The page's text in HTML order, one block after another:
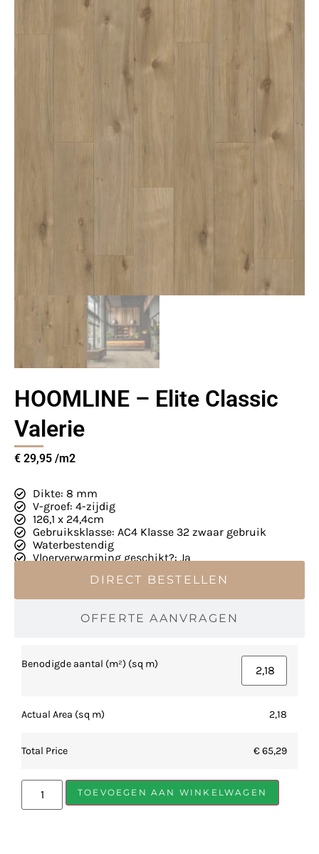
HOOMLINE – Elite Classic
Valerie
€ 29,95
Dikte: 8 mm
V-groef: 4-zijdig
126,1 x 24,4cm
Gebruiksklasse: AC4 Klasse 32 zwaar gebruik
Waterbestendig
Vloerverwarming geschikt?: Ja
DIRECT BESTELLEN
OFFERTE AANVRAGEN
Benodigde aantal (m²) (sq m)
Actual Area (sq m) 2,18
Total Price € 65,29
TOEVOEGEN AAN WINKELWAGEN